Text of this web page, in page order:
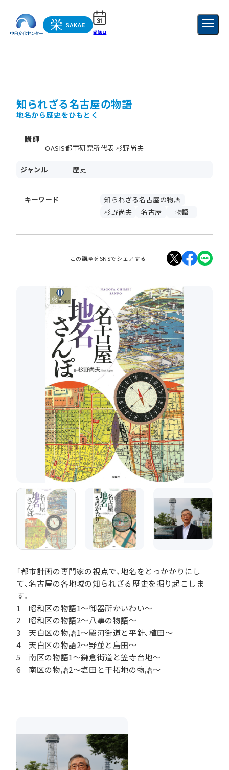
受講日 新規登録
知られざる名古屋の物語
地名から歴史をひもとく
講師
OASIS都市研究所代表 杉野尚夫
ジャンル 歴史
キーワード
知られざる名古屋の物語
杉野尚夫
名古屋 物語
この講座をSNSでシェアする
「都市計画の専門家の視点で、地名をとっかかりにし
て、名古屋の各地域の知られざる歴史を掘り起こしま
す。
1 昭和区の物語1～御器所かいわい～
2 昭和区の物語2～八事の物語～
3 天白区の物語1～駿河街道と平針、植田～
4 天白区の物語2～野並と島田～
5 南区の物語1～鎌倉街道と笠寺台地～
6 南区の物語2～塩田と干拓地の物語～